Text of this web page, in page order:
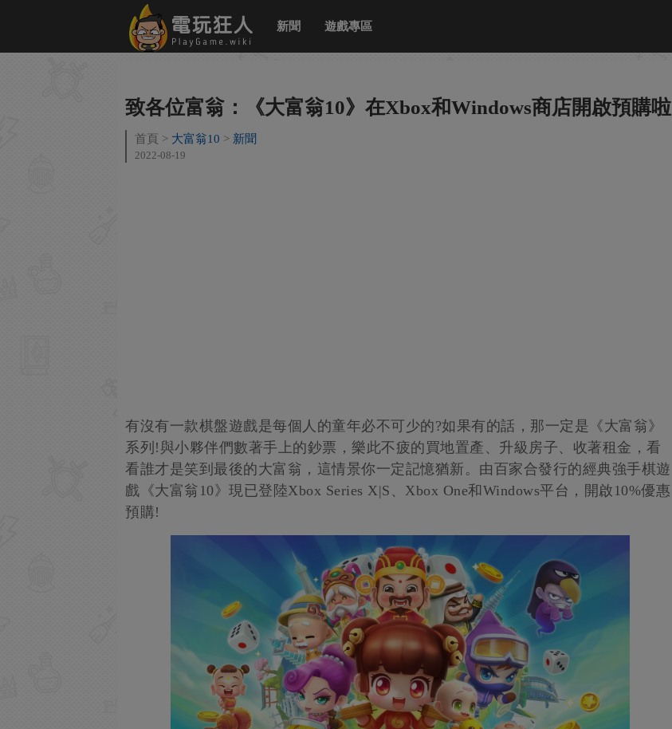
新聞 遊戲專區
致各位富翁：《大富翁10》在Xbox和Windows商店開啟預購啦
首頁 大富翁10 新聞
2022-08-19
有沒有一款棋盤遊戲是每個人的童年必不可少的?如果有的話，那一定是《大富翁》
系列!與小夥伴們數著手上的鈔票，樂此不疲的買地置產、升級房子、收著租金，看
看誰才是笑到最後的大富翁，這情景你一定記憶猶新。由百家合發行的經典強手棋遊
戲《大富翁10》現已登陸Xbox Series X|S、Xbox One和Windows平台，開啟10%優惠
預購!